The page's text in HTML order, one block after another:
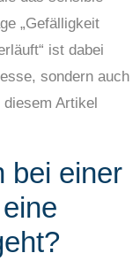
„Gefälligkeit
ist dabei
sondern auch
Artikel
bei einer